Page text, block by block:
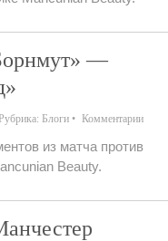
—
Блоги Комментарии
из матча против
Beauty.